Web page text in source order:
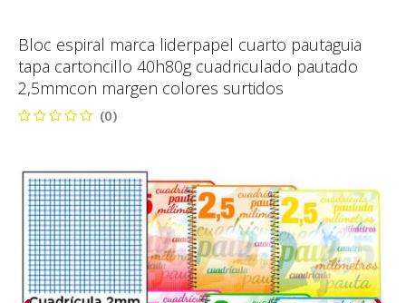
Bloc espiral marca liderpapel cuarto pautaguia
tapa cartoncillo 40h80g cuadriculado pautado
2,5mmcon margen colores surtidos
(0)